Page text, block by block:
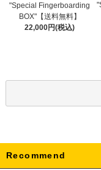
"Special Fingerboarding
BOX"【送料無料】
22,000円(税込)
Recommend